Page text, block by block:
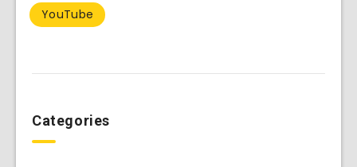
YouTube
Categories